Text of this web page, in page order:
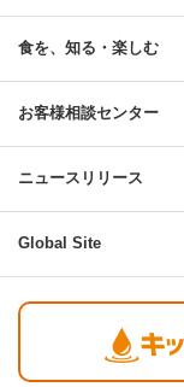
食を、知る・楽しむ
お客様相談センター
ニュースリリース
Global Site